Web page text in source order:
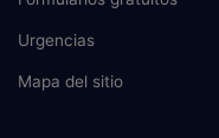
Urgencias
Mapa del sitio